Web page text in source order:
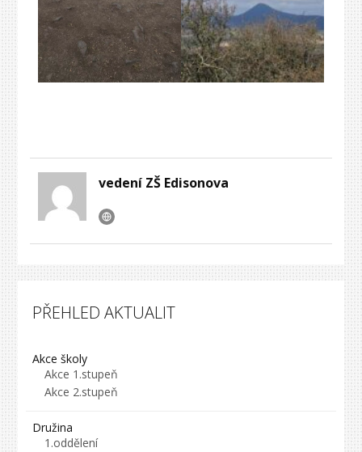
vedení ZŠ Edisonova
PŘEHLED AKTUALIT
Akce školy
Akce 1.stupeň
Akce 2.stupeň
Družina
1.oddělení